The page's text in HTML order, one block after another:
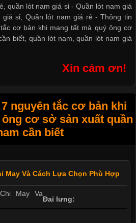
quần lót nam giá sỉ -Quần lót nam giá
giá sỉ Quần lót nam giá rẻ -Thông tin
cơ bản khi mang tất mà quý ông cơ
biết quần lót nam ,quần lót nam giá
Xin cám ơn!
nguyên tắc cơ bản khi
cơ sở sản xuất quần
cần biết
May Và Cách Lựa Chọn Phù Hợp
Đai lưng: